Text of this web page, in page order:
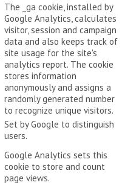
The _ga cookie, installed by
Google Analytics, calculates
visitor, session and campaign
data and also keeps track of
site usage for the site's
analytics report. The cookie
stores information
anonymously and assigns a
randomly generated number
to recognize unique visitors.
Set by Google to distinguish
users.
Google Analytics sets this
cookie to store and count
page views.